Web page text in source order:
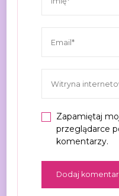
Zapamiętaj
przeglądarce
komentarzy.